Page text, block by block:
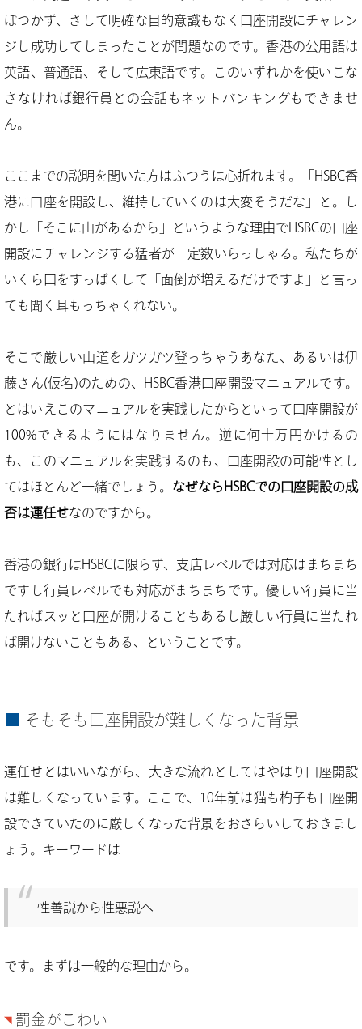
ぼつかず、さして明確な目的意識もなく口座開設にチャレン
ジし成功してしまったことが問題なのです。香港の公用語は
英語、普通語、そして広東語です。このいずれかを使いこな
さなければ銀行員との会話もネットバンキングもできませ
ん。
ここまでの説明を聞いた方はふつうは心折れます。「HSBC香
港に口座を開設し、維持していくのは大変そうだな」と。し
かし「そこに山があるから」というような理由でHSBCの口座
開設にチャレンジする猛者が一定数いらっしゃる。私たちが
いくら口をすっぱくして「面倒が増えるだけですよ」と言っ
ても聞く耳もっちゃくれない。
そこで厳しい山道をガツガツ登っちゃうあなた、あるいは伊
藤さん(仮名)のための、HSBC香港口座開設マニュアルです。
とはいえこのマニュアルを実践したからといって口座開設が
100%できるようにはなりません。逆に何十万円かけるの
も、このマニュアルを実践するのも、口座開設の可能性とし
てはほとんど一緒でしょう。 なぜならHSBCでの口座開設の成
否は運任せなのですから。
香港の銀行はHSBCに限らず、支店レベルでは対応はまちまち
ですし行員レベルでも対応がまちまちです。優しい行員に当
たればスッと口座が開けることもあるし厳しい行員に当たれ
ば開けないこともある、ということです。
そもそも口座開設が難しくなった背景
運任せとはいいながら、大きな流れとしてはやはり口座開設
は難しくなっています。ここで、10年前は猫も杓子も口座開
設できていたのに厳しくなった背景をおさらいしておきまし
ょう。キーワードは
性善説から性悪説へ
です。まずは一般的な理由から。
罰金がこわい